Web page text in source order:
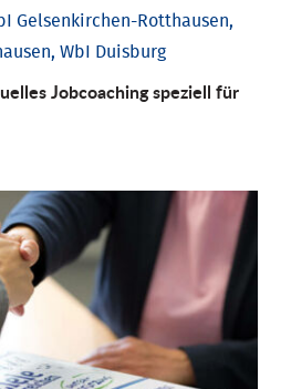
Gelsenkirchen-Rotthausen,
WbI Duisburg
Job­coaching speziell für